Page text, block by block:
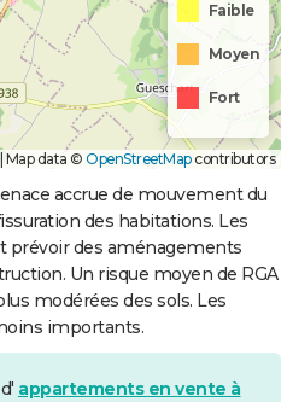
Faible
Moyen
Fort
Map data © OpenStreetMapcontributors
accrue de mouvement du
des habitations. Les
prévoir des aménagements
Un risque moyen de RGA
modérées des sols. Les
importants.
appartements en vente à